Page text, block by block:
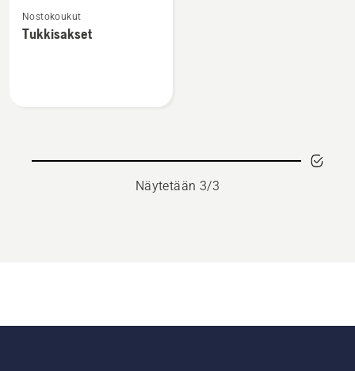
lisätietoja
tuotteesta
Nostokoukut
Tukkisakset
Näytetään 3/3